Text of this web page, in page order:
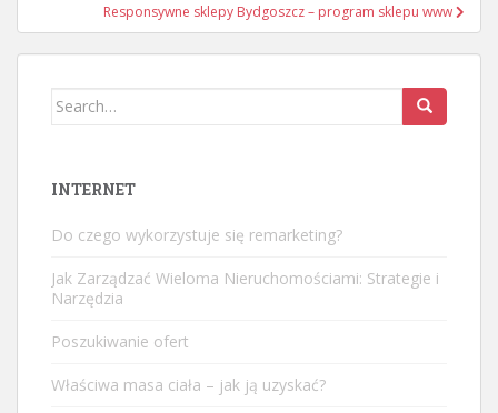
Responsywne sklepy Bydgoszcz – program sklepu www
Search
INTERNET
Do czego wykorzystuje się remarketing?
Jak Zarządzać Wieloma Nieruchomościami: Strategie i
Narzędzia
Poszukiwanie ofert
Właściwa masa ciała – jak ją uzyskać?